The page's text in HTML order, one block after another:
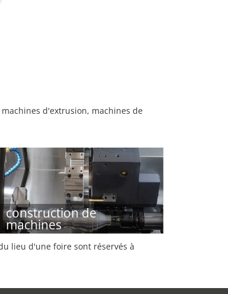
d'extrusion, machines de
construction de
machines
lieu d'une foire sont réservés à